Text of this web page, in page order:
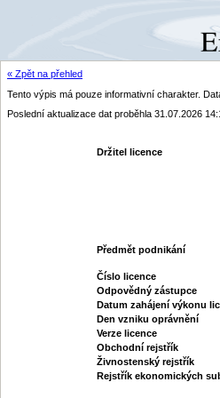
« Zpět na přehled
Tento výpis má pouze informativní charakter.
Poslední aktualizace dat proběhla 31.07.2026
Držitel licence
Předmět podnikání
Číslo licence
Odpovědný zástupce
Datum zahájení výkonu
Den vzniku oprávnění
Verze licence
Obchodní rejstřík
Živnostenský rejstřík
Rejstřík ekonomických